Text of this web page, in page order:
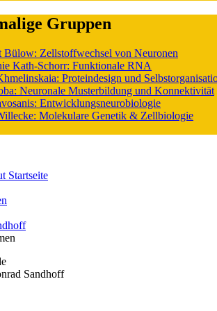
Gruppen
Bülow: Zellstoffwechsel von Neuronen
Kath-Schorr: Funktionale RNA
Proteindesign und
Neuronale Musterbildung und Konnektivität
Entwicklungsneurobiologie
Molekulare Genetik & Zellbiologie
Startseite
Sandhoff